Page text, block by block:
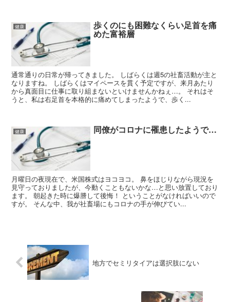
健康 歩くのにも困難なくらい足首を痛
めた富裕層
通常通りの日常が帰ってきました。 しばらくは週5の社畜活動が主と
なりますね。 しばらくはマイペースを貫く予定ですが、来月あたり
から真面目に仕事に取り組まないといけませんかねぇ…。 それはそ
うと、私は右足首を本格的に痛めてしまったようで、歩く...
健康 同僚がコロナに罹患したようで…
月曜日の夜現在で、米国株式はヨコヨコ。 鼻をほじりながら現況を
見守っておりましたが、今動くこともないかな…と思い放置しており
ます。 朝起きた時に爆謄して後悔！ ということがなければいいので
すが。 そんな中、我が社畜場にもコロナの手が伸びてい...
地方でセミリタイアは選択肢にない